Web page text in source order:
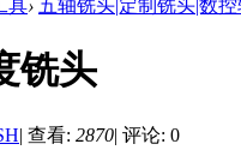
具› 五轴铣头|定制铣头|数
铣头
| 查看: 2870| 评论: 0